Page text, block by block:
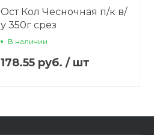
Ост Кол Чесночная п/к в/
у 350г срез
В наличии
178.55 руб. / шт